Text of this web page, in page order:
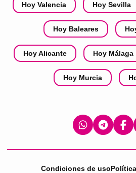
Hoy Valencia Hoy Sevilla
Hoy Baleares
Hoy Alicante Hoy Málaga
Hoy Murcia
Condiciones de uso